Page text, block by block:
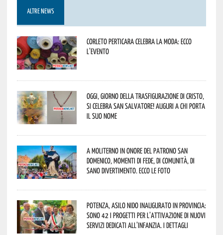
ALTRE NEWS
Corleto Perticara celebra la moda: ecco
l’evento
Oggi, giorno della Trasfigurazione di Cristo,
si celebra San Salvatore! Auguri a chi porta
il suo nome
A Moliterno in onore del Patrono San
Domenico, momenti di fede, di comunità, di
sano divertimento. Ecco le foto
Potenza, asilo nido inaugurato in provincia:
sono 42 i progetti per l’attivazione di nuovi
servizi dedicati all’infanzia. I dettagli